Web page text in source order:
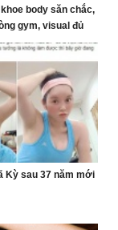
body săn chắc,
gym, visual đủ
lời chê bai
Kỳ sau 37 năm mới